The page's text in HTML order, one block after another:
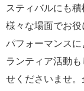
スティバルにも積
様々な場面でお役
パフォーマンス
ランティア活動
せくださいませ